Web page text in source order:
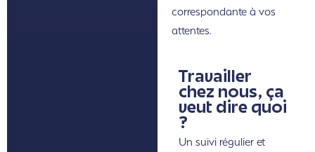
correspondante à vos
attentes.
Travailler
chez nous, ça
veut dire quoi
?
Un suivi régulier et